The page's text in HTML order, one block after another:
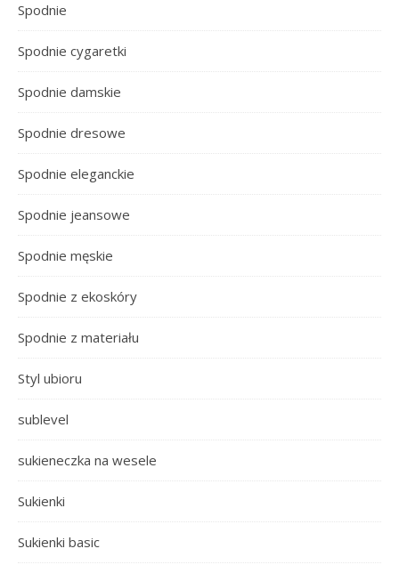
Spodnie
Spodnie cygaretki
Spodnie damskie
Spodnie dresowe
Spodnie eleganckie
Spodnie jeansowe
Spodnie męskie
Spodnie z ekoskóry
Spodnie z materiału
Styl ubioru
sublevel
sukieneczka na wesele
Sukienki
Sukienki basic